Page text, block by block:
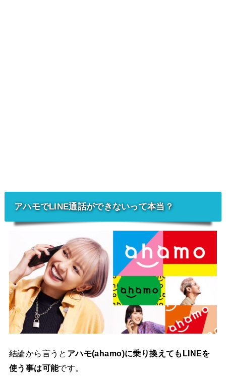
アハモでLINE通話ができないって本当？
結論から言うと アハモ(ahamo)に乗り換えてもLINEを
使う事は可能です。